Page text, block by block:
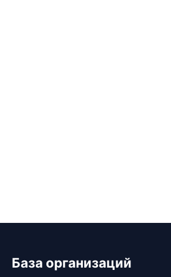
База организаций